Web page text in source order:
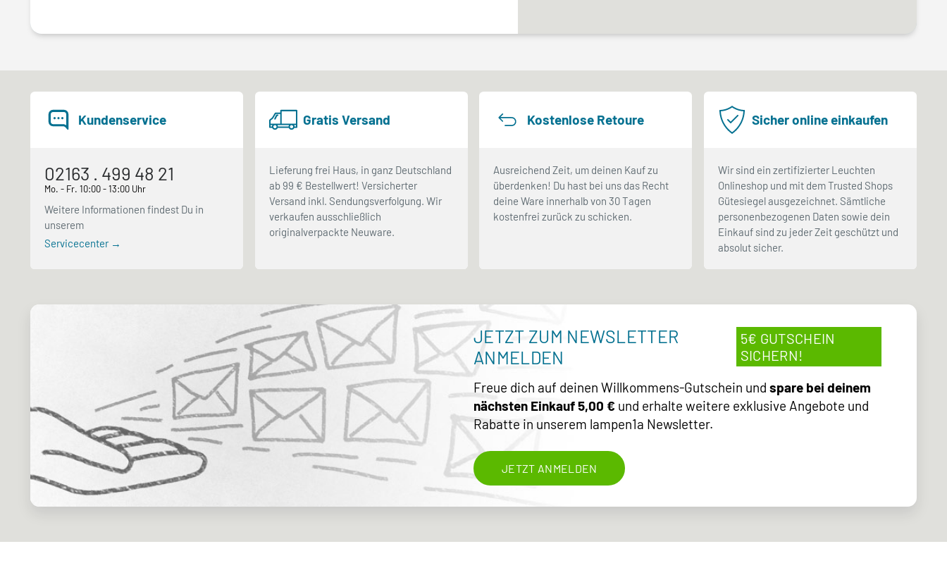
Kundenservice
02163 . 499 48 21
Mo. - Fr. 10:00 - 13:00 Uhr
Weitere Informationen findest Du in
unserem
Servicecenter →
Gratis Versand
Lieferung frei Haus, in ganz Deutschland
ab 99 € Bestellwert! Versicherter
Versand inkl. Sendungsverfolgung. Wir
verkaufen ausschließlich
originalverpackte Neuware.
Kostenlose Retoure
Ausreichend Zeit, um deinen Kauf zu
überdenken! Du hast bei uns das Recht
deine Ware innerhalb von 30 Tagen
kostenfrei zurück zu schicken.
Sicher online einkaufen
Wir sind ein zertifizierter Leuchten
Onlineshop und mit dem Trusted Shops
Gütesiegel ausgezeichnet. Sämtliche
personenbezogenen Daten sowie dein
Einkauf sind zu jeder Zeit geschützt und
absolut sicher.
JETZT ZUM NEWSLETTER
ANMELDEN
5€ GUTSCHEIN
SICHERN!
Freue dich auf deinen Willkommens-Gutschein und spare bei deinem
nächsten Einkauf 5,00 € und erhalte weitere exklusive Angebote und
Rabatte in unserem lampen1a Newsletter.
JETZT ANMELDEN